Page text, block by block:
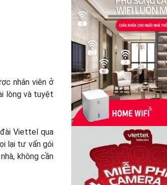
nhân viên ở
lòng và tuyệt
Viettel qua
lại tư vấn gói
không cần